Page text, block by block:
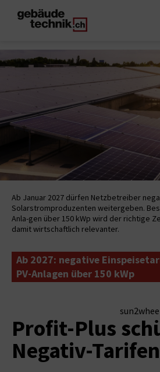
Ab Januar 2027 dürfen Netzbetreiber
Solarstromproduzenten weitergeben.
Anla-gen über 150 kWp wird der richtige
damit wirtschaftlich relevanter.
Ab 2027: negative
PV-Anlagen über 150 kWp
Profit-Plus
Negativ-Tarifen